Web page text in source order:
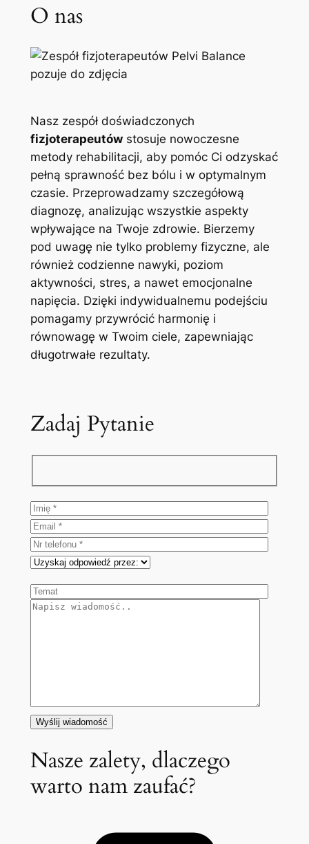
O nas
Nasz zespół doświadczonych
fizjoterapeutówstosuje nowoczesne
metody rehabilitacji, aby pomóc Ci odzyskać
pełną sprawność bez bólu i w optymalnym
czasie. Przeprowadzamy szczegółową
diagnozę, analizując wszystkie aspekty
wpływające na Twoje zdrowie. Bierzemy
pod uwagę nie tylko problemy fizyczne, ale
również codzienne nawyki, poziom
aktywności, stres, a nawet emocjonalne
napięcia. Dzięki indywidualnemu podejściu
pomagamy przywrócić harmonię i
równowagę w Twoim ciele, zapewniając
długotrwałe rezultaty.
Zadaj Pytanie
Nasze zalety, dlaczego
warto nam zaufać?